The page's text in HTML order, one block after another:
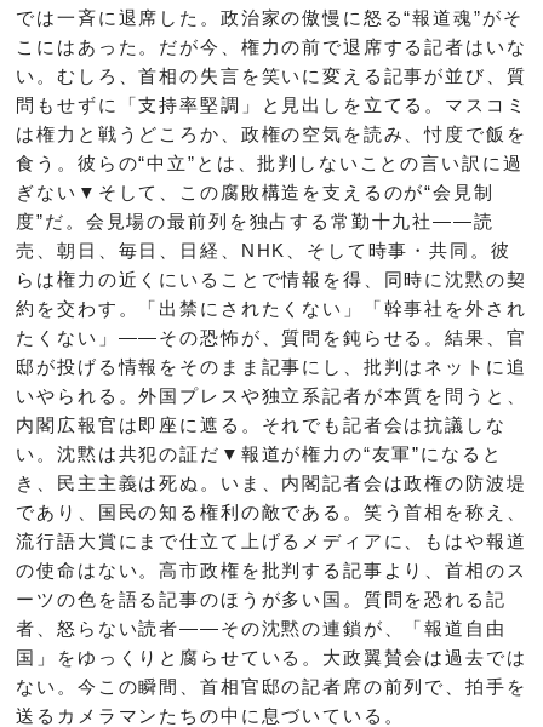
では一斉に退席した。政治家の傲慢に怒る“報道魂”がそ
こにはあった。だが今、権力の前で退席する記者はいな
い。むしろ、首相の失言を笑いに変える記事が並び、質
問もせずに「支持率堅調」と見出しを立てる。マスコミ
は権力と戦うどころか、政権の空気を読み、忖度で飯を
食う。彼らの“中立”とは、批判しないことの言い訳に過
ぎない▼そして、この腐敗構造を支えるのが“会見制
度”だ。会見場の最前列を独占する常勤十九社――読
売、朝日、毎日、日経、NHK、そして時事・共同。彼
らは権力の近くにいることで情報を得、同時に沈黙の契
約を交わす。「出禁にされたくない」「幹事社を外され
たくない」――その恐怖が、質問を鈍らせる。結果、官
邸が投げる情報をそのまま記事にし、批判はネットに追
いやられる。外国プレスや独立系記者が本質を問うと、
内閣広報官は即座に遮る。それでも記者会は抗議しな
い。沈黙は共犯の証だ▼報道が権力の“友軍”になると
き、民主主義は死ぬ。いま、内閣記者会は政権の防波堤
であり、国民の知る権利の敵である。笑う首相を称え、
流行語大賞にまで仕立て上げるメディアに、もはや報道
の使命はない。高市政権を批判する記事より、首相のス
ーツの色を語る記事のほうが多い国。質問を恐れる記
者、怒らない読者――その沈黙の連鎖が、「報道自由
国」をゆっくりと腐らせている。大政翼賛会は過去では
ない。今この瞬間、首相官邸の記者席の前列で、拍手を
送るカメラマンたちの中に息づいている。